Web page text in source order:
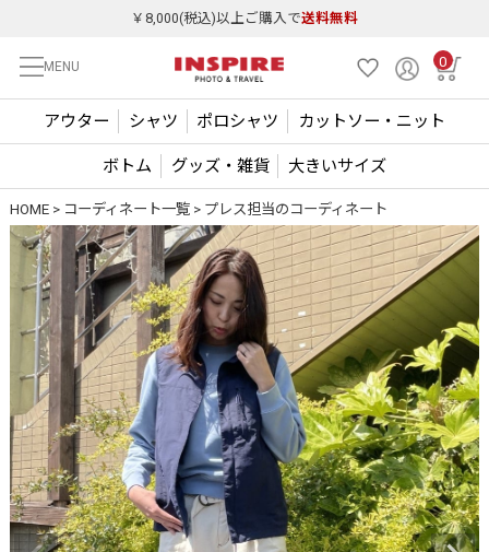
￥8,000(税込)以上ご購入で送料無料
MENU 0
アウター シャツ ポロシャツ カットソー・ニット
ボトム グッズ・雑貨 大きいサイズ
HOME コーディネート一覧 プレス担当のコーディネート